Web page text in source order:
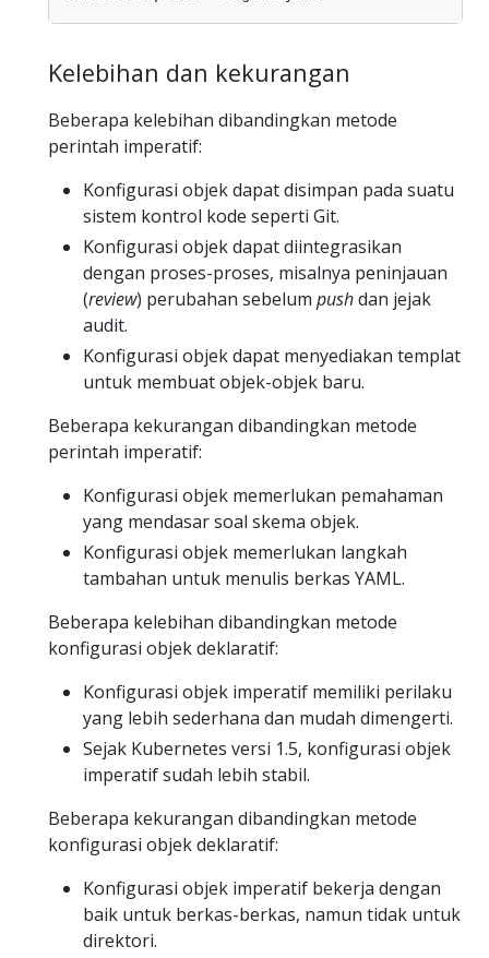
Kelebihan dan kekurangan
Beberapa kelebihan dibandingkan metode
perintah imperatif:
Konfigurasi objek dapat disimpan pada suatu
sistem kontrol kode seperti Git.
Konfigurasi objek dapat diintegrasikan
dengan proses-proses, misalnya peninjauan
(review) perubahan sebelum pushdan jejak
audit.
Konfigurasi objek dapat menyediakan templat
untuk membuat objek-objek baru.
Beberapa kekurangan dibandingkan metode
perintah imperatif:
Konfigurasi objek memerlukan pemahaman
yang mendasar soal skema objek.
Konfigurasi objek memerlukan langkah
tambahan untuk menulis berkas YAML.
Beberapa kelebihan dibandingkan metode
konfigurasi objek deklaratif:
Konfigurasi objek imperatif memiliki perilaku
yang lebih sederhana dan mudah dimengerti.
Sejak Kubernetes versi 1.5, konfigurasi objek
imperatif sudah lebih stabil.
Beberapa kekurangan dibandingkan metode
konfigurasi objek deklaratif:
Konfigurasi objek imperatif bekerja dengan
baik untuk berkas-berkas, namun tidak untuk
direktori.